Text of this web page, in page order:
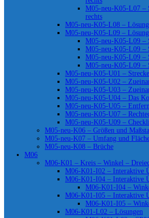
M05-neu-K05-L07 –
rechts
M05-neu-K05-L08 –
M05-neu-K05-L09 –
M05-neu-K05-L09 –
M05-neu-K05-L09 –
M05-neu-K05-L09 –
M05-neu-K05-L09 –
M05-neu-K05-U01 –
M05-neu-K05-U02 –
M05-neu-K05-U03 –
M05-neu-K05-U04 – Das
M05-neu-K05-U05 –
M05-neu-K05-U07 –
M05-neu-K05-U09 –
M05-neu-K06 – Größen und
M05-neu-K07 – Umfang und
M05-neu-K08 – Brüche
M06
M06-K01 – Kreis – Winkel –
M06-K01-I02 – Interaktive
M06-K01-I04 – Interaktive
M06-K01-I04 –
M06-K01-I05 – Interaktive
M06-K01-I05 –
M06-K01-L02 – Lösungen